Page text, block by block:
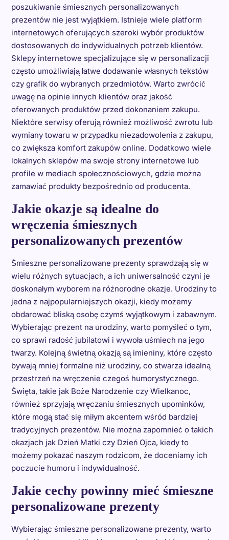
poszukiwanie śmiesznych personalizowanych
prezentów nie jest wyjątkiem. Istnieje wiele platform
internetowych oferujących szeroki wybór produktów
dostosowanych do indywidualnych potrzeb klientów.
Sklepy internetowe specjalizujące się w personalizacji
często umożliwiają łatwe dodawanie własnych tekstów
czy grafik do wybranych przedmiotów. Warto zwrócić
uwagę na opinie innych klientów oraz jakość
oferowanych produktów przed dokonaniem zakupu.
Niektóre serwisy oferują również możliwość zwrotu lub
wymiany towaru w przypadku niezadowolenia z zakupu,
co zwiększa komfort zakupów online. Dodatkowo wiele
lokalnych sklepów ma swoje strony internetowe lub
profile w mediach społecznościowych, gdzie można
zamawiać produkty bezpośrednio od producenta.
Jakie okazje są idealne do
wręczenia śmiesznych
personalizowanych prezentów
Śmieszne personalizowane prezenty sprawdzają się w
wielu różnych sytuacjach, a ich uniwersalność czyni je
doskonałym wyborem na różnorodne okazje. Urodziny to
jedna z najpopularniejszych okazji, kiedy możemy
obdarować bliską osobę czymś wyjątkowym i zabawnym.
Wybierając prezent na urodziny, warto pomyśleć o tym,
co sprawi radość jubilatowi i wywoła uśmiech na jego
twarzy. Kolejną świetną okazją są imieniny, które często
bywają mniej formalne niż urodziny, co stwarza idealną
przestrzeń na wręczenie czegoś humorystycznego.
Święta, takie jak Boże Narodzenie czy Wielkanoc,
również sprzyjają wręczaniu śmiesznych upominków,
które mogą stać się miłym akcentem wśród bardziej
tradycyjnych prezentów. Nie można zapomnieć o takich
okazjach jak Dzień Matki czy Dzień Ojca, kiedy to
możemy pokazać naszym rodzicom, że doceniamy ich
poczucie humoru i indywidualność.
Jakie cechy powinny mieć śmieszne
personalizowane prezenty
Wybierając śmieszne personalizowane prezenty, warto